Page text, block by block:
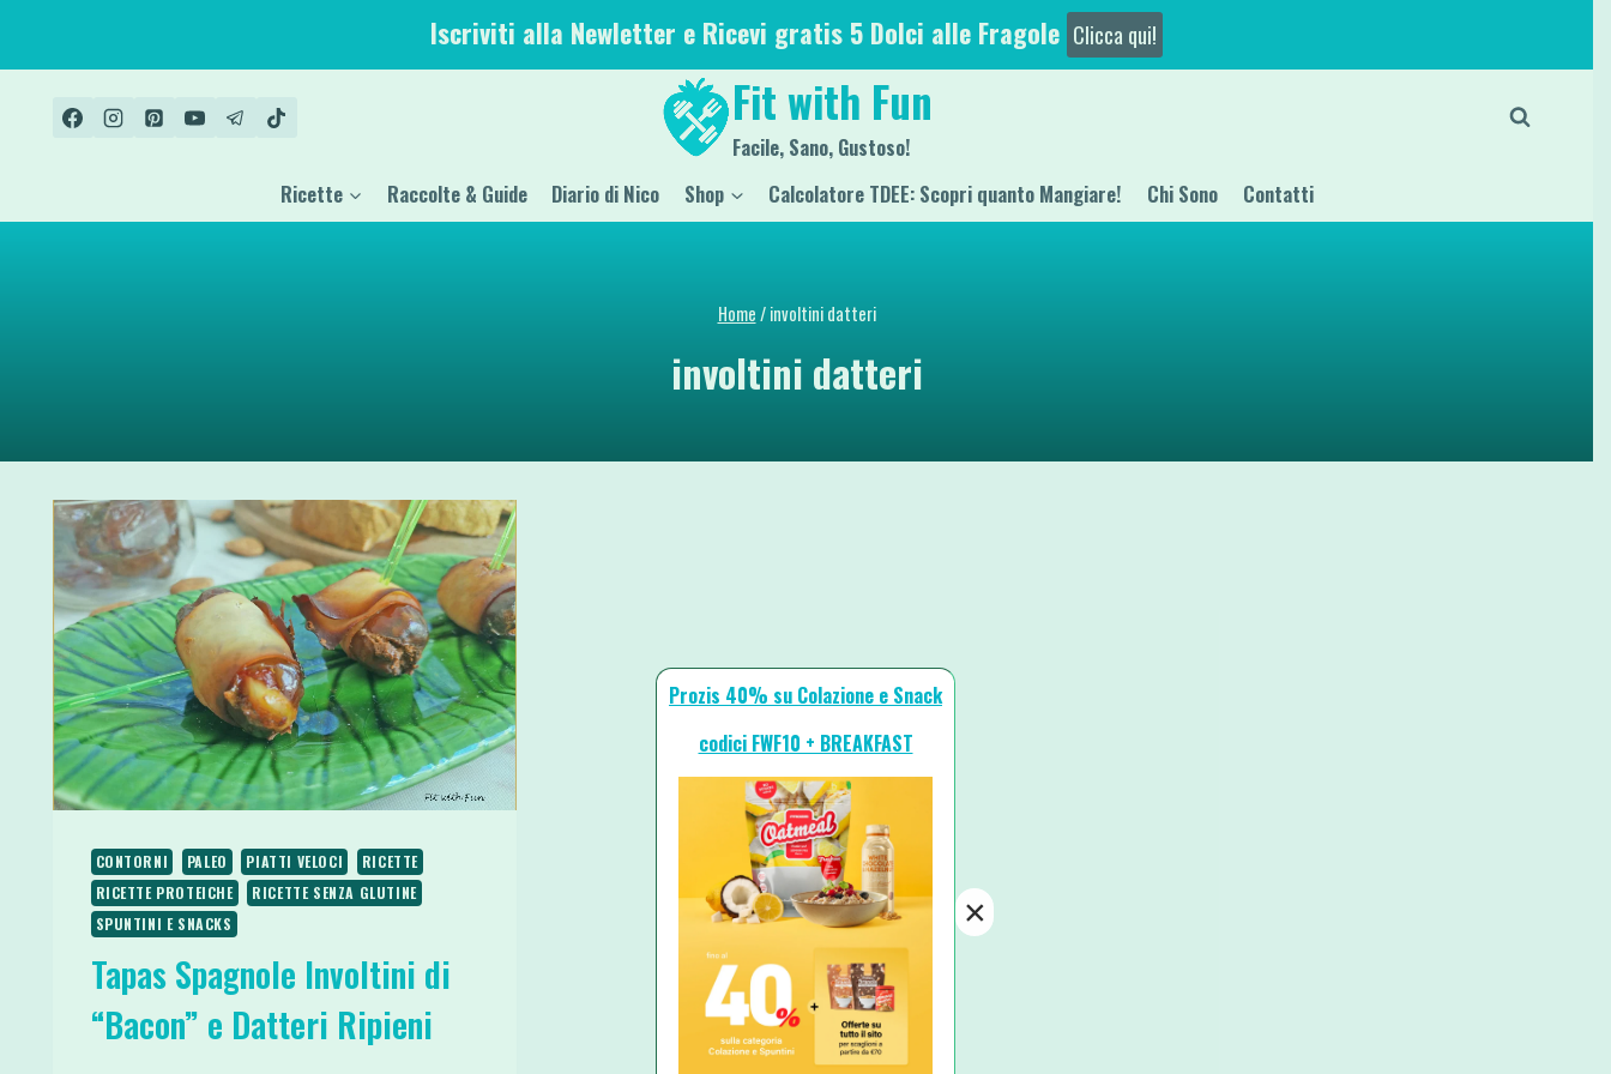
contenuto
Iscriviti alla Newletter e Ricevi gratis 5 Dolci alle Fragole Clicca qui!
Fit with Fun
Facile, Sano, Gustoso!
Ricette Raccolte & Guide Diario di Nico Shop Calcolatore TDEE: Scopri quanto Mangiare! Chi Sono Contatti
Home/ involtini datteri
involtini datteri
CONTORNI PALEO PIATTI VELOCI
RICETTE
RICETTE PROTEICHE
RICETTE SENZA GLUTINE
SPUNTINI E SNACKS
Tapas Spagnole Involtini di
“Bacon” e Datteri Ripieni
Prozis 40% su Colazione e Snack
codici FWF10 + BREAKFAST
×